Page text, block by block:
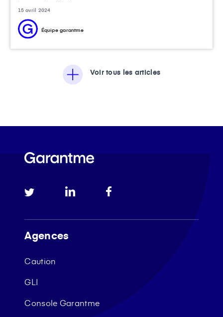
15 avril 2024
Équipe garantme
Voir tous les articles
Agences
Caution
GLI
Console Garantme